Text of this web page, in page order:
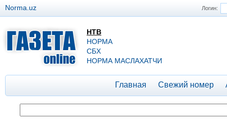
Логин:
Norma.uz
НТВ
НОРМА
СБХ
НОРМА МАСЛАХАТЧИ
Главная Свежий номер